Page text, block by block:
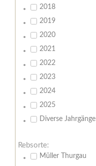
2018
2019
2020
2021
2022
2023
2024
2025
Diverse Jahrgänge
Rebsorte:
Müller Thurgau